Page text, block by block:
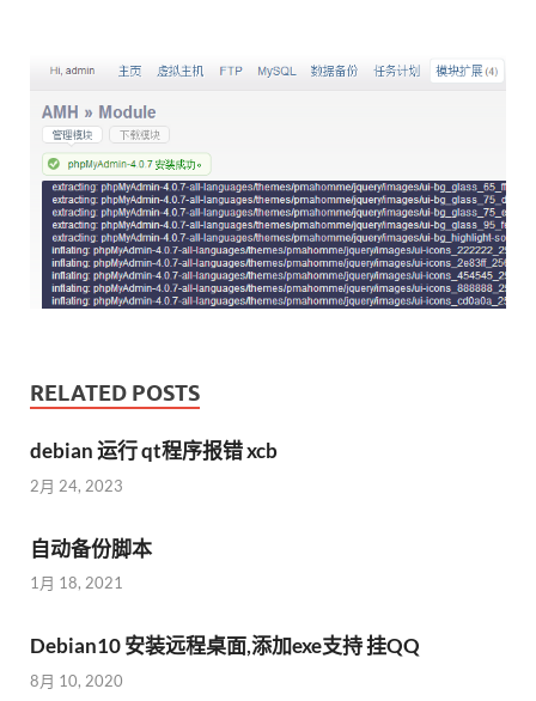
RELATED POSTS
debian 运行 qt程序报错 xcb
2月 24, 2023
自动备份脚本
1月 18, 2021
Debian10 安装远程桌面,添加exe支持 挂QQ
8月 10, 2020